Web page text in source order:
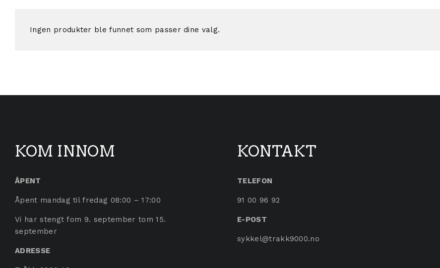
Ingen produkter ble funnet som passer dine valg.
KOM INNOM
ÅPENT
Åpent mandag til fredag 08:00 – 17:00
Vi har stengt fom 9. september tom 15.
september
ADRESSE
KONTAKT
TELEFON
91 00 96 92
E-POST
sykkel@trakk9000.no